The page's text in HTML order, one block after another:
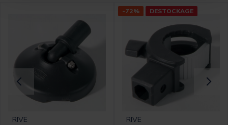
RIVE
-72% DESTOCKAGE
RIVE